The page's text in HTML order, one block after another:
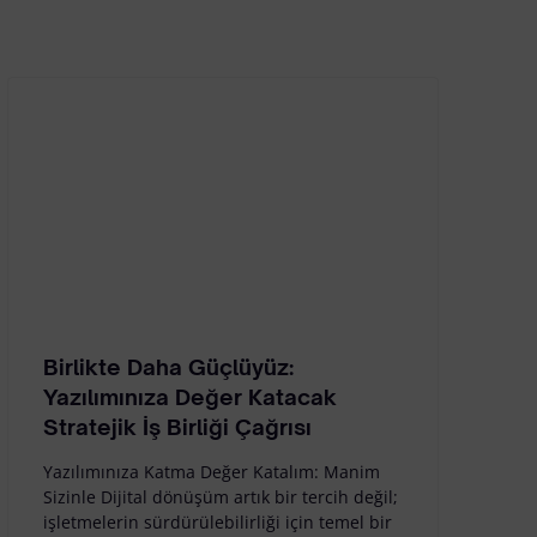
Birlikte Daha Güçlüyüz:
Yazılımınıza Değer Katacak
Stratejik İş Birliği Çağrısı
Yazılımınıza Katma Değer Katalım: Manim
Sizinle Dijital dönüşüm artık bir tercih değil;
işletmelerin sürdürülebilirliği için temel bir